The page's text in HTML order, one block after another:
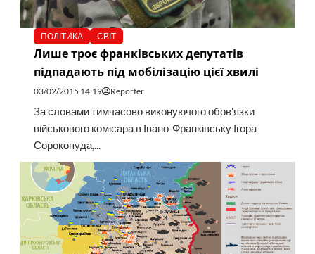
ПОЛІТИКА СВІТ
Лише троє франківських депутатів
підпадають під мобілізацію цієї хвилі
03/02/2015 14:19 Reporter
За словами тимчасово виконуючого обов'язки
військового комісара в Івано-Франківську Ігора
Сорокопуда,...